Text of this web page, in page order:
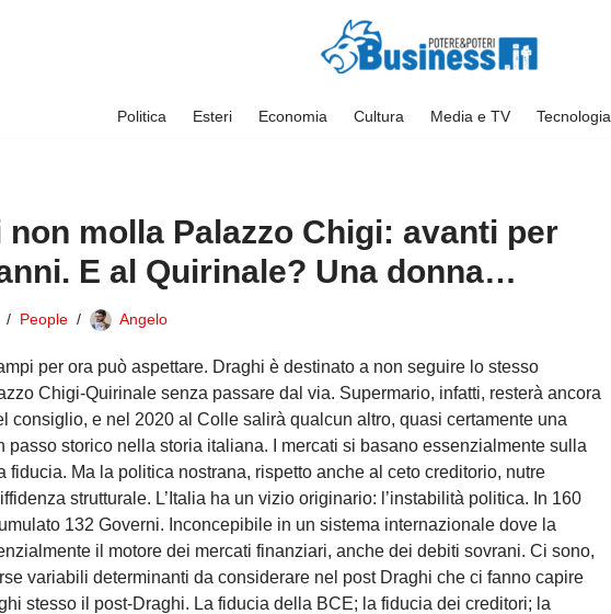
Politica Esteri Economia Cultura Media e TV Tecnologia
non molla Palazzo Chigi: avanti per
E al Quirinale? Una donna…
People Angelo
per ora può aspettare. Draghi è destinato a non seguire lo stesso
Chigi-Quirinale senza passare dal via. Supermario, infatti, resterà ancora
consiglio, e nel 2020 al Colle salirà qualcun altro, quasi certamente una
passo storico nella storia italiana. I mercati si basano essenzialmente sulla
fiducia. Ma la politica nostrana, rispetto anche al ceto creditorio, nutre
strutturale. L’Italia ha un vizio originario: l’instabilità politica. In 160
132 Governi. Inconcepibile in un sistema internazionale dove la
il motore dei mercati finanziari, anche dei debiti sovrani. Ci sono,
variabili determinanti da considerare nel post Draghi che ci fanno capire
stesso il post-Draghi. La fiducia della BCE; la fiducia dei creditori; la